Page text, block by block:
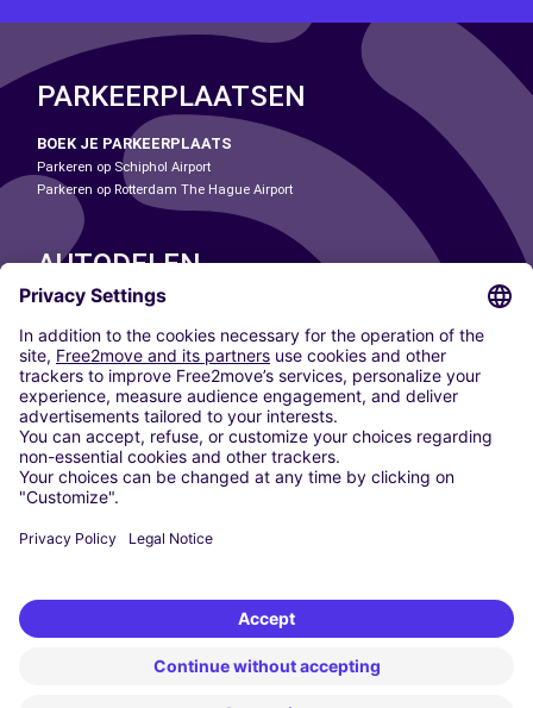
PARKEERPLAATSEN
BOEK JE PARKEERPLAATS
Parkeren op Schiphol Airport
Parkeren op Rotterdam The Hague Airport
AUTODELEN
ONZE STEDEN
Paris
Madrid
Washington DC
Milaan
Rome
Turijn
Wenen
Berlijn
Düsseldorf